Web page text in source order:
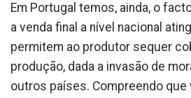
Em Portugal temos, ainda, o
a venda final a nível nacional
permitem ao produtor sequer
produção, dada a invasão de
outros países. Compreendo que